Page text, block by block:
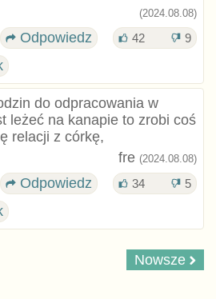
(2024.08.08)
Odpowiedz 42 9
do odpracowania w
leżeć na kanapie to zrobi coś
relacji z córkę,
fre (2024.08.08)
Odpowiedz 34 5
Nowsze